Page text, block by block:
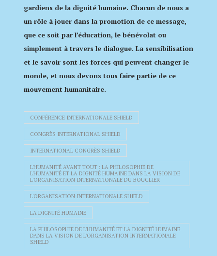
gardiens de la dignité humaine. Chacun de nous a
un rôle à jouer dans la promotion de ce message,
que ce soit par l’éducation, le bénévolat ou
simplement à travers le dialogue. La sensibilisation
et le savoir sont les forces qui peuvent changer le
monde, et nous devons tous faire partie de ce
mouvement humanitaire.
CONFÉRENCE INTERNATIONALE SHIELD
CONGRÈS INTERNATIONAL SHIELD
INTERNATIONAL CONGRÈS SHIELD
L'HUMANITÉ AVANT TOUT : LA PHILOSOPHIE DE
L'HUMANITÉ ET LA DIGNITÉ HUMAINE DANS LA VISION DE
L'ORGANISATION INTERNATIONALE DU BOUCLIER
L'ORGANISATION INTERNATIONALE SHIELD
LA DIGNITÉ HUMAINE
LA PHILOSOPHIE DE L'HUMANITÉ ET LA DIGNITÉ HUMAINE
DANS LA VISION DE L'ORGANISATION INTERNATIONALE
SHIELD